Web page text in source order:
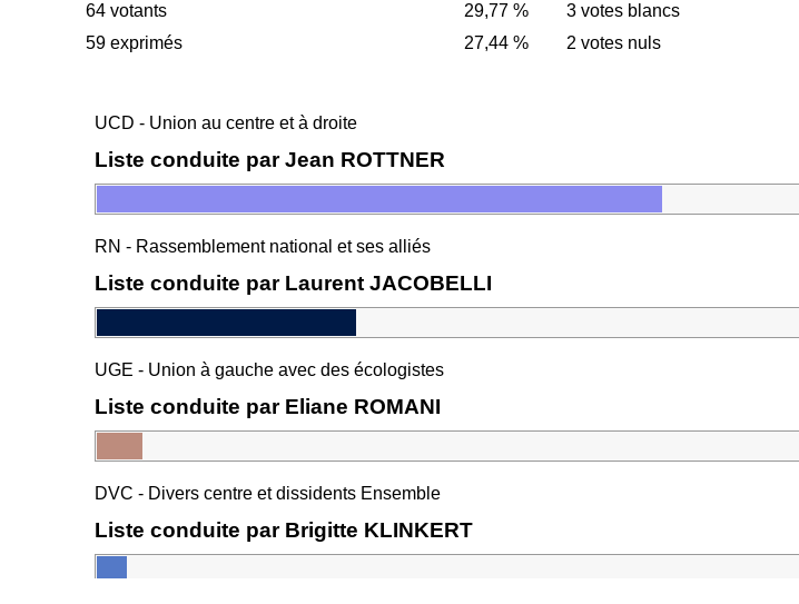
64 votants
29,77 %
59 exprimés
27,44 %
3 votes blancs
2 votes nuls
UCD - Union au centre et à droite
Liste conduite par Jean ROTTNER
RN - Rassemblement national et ses alliés
Liste conduite par Laurent JACOBELLI
UGE - Union à gauche avec des écologistes
Liste conduite par Eliane ROMANI
DVC - Divers centre et dissidents Ensemble
Liste conduite par Brigitte KLINKERT